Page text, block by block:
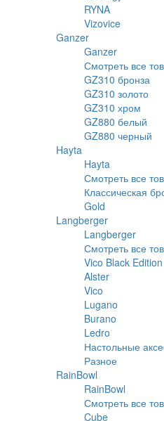
RYNA
Vizovice
Ganzer
Ganzer
Смотреть все
GZ310 бронза
GZ310 золото
GZ310 хром
GZ880 белый
GZ880 черный
Hayta
Hayta
Смотреть все
Классическая
Gold
Langberger
Langberger
Смотреть все
Vico Black Edition
Alster
Vico
Lugano
Burano
Ledro
Настольные
Разное
RainBowl
RainBowl
Смотреть все
Cube